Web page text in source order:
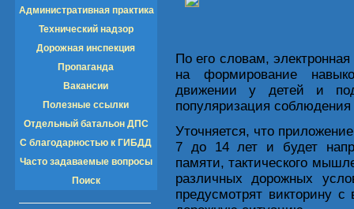
Административная практика
Технический надзор
Дорожная инспекция
Пропаганда
Вакансии
Полезные ссылки
Отдельный батальон ДПС
С благодарностью к ГИБДД
Часто задаваемые вопросы
Поиск
По его словам,
на формирование
движении у детей и
популяризация
Уточняется, что
7 до 14 лет и будет
памяти, тактического
различных дорожных
предусмотрят викторину